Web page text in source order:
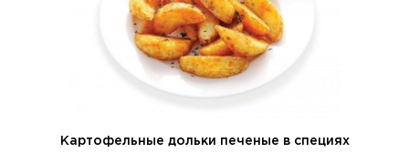
Картофельные дольки печеные в специях